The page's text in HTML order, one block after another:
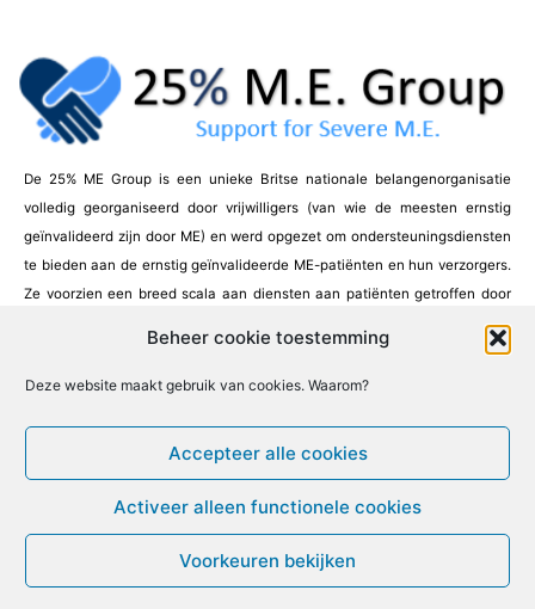
Beheer cookie toestemming
Deze website maakt gebruik van cookies. Waarom?
Accepteer alle cookies
Activeer alleen functionele cookies
Voorkeuren bekijken
De 25% ME Group is een unieke Britse nationale belangenorganisatie
volledig georganiseerd door vrijwilligers (van wie de meesten ernstig
geïnvalideerd zijn door ME) en werd opgezet om ondersteuningsdiensten
te bieden aan de ernstig geïnvalideerde ME-patiënten en hun verzorgers.
Ze voorzien een breed scala aan diensten aan patiënten getroffen door
ernstige ME waarvan de meesten zo goed als huisgebonden en/of
Facebook
X EmailPrintLinkedIn
[ Bezoek deze website ]
© ME-gids.net 2005 – 2026 Migratie/Update website
Dirk Ghijs